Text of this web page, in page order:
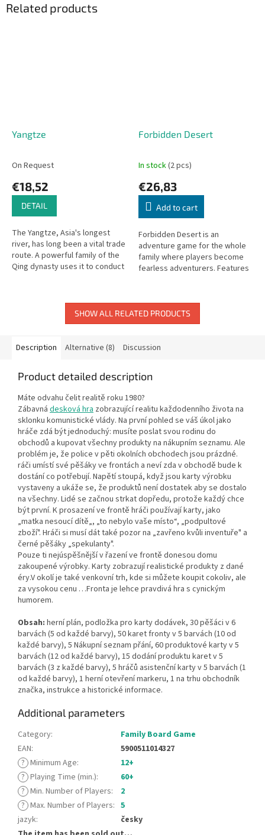
Related products
Yangtze
On Request
€18,52
DETAIL
The Yangtze, Asia's longest
river, has long been a vital trade
route. A powerful family of the
Qing dynasty uses it to conduct
Forbidden Desert
In stock(2 pcs)
€26,83
Add to cart
Forbidden Desert is an
adventure game for the whole
family where players become
fearless adventurers. Features
rising...
SHOW ALL RELATED PRODUCTS
Description Alternative (8) Discussion
Product detailed description
Máte odvahu čelit realitě roku 1980?
Zábavná desková hra zobrazující realitu každodenního života na
sklonku komunistické vlády. Na první pohled se váš úkol jako
hráče zdá být jednoduchý: musíte poslat svou rodinu do
obchodů a kupovat všechny produkty na nákupním seznamu. Ale
problém je, že police v pěti okolních obchodech jsou prázdné.
ráči umístí své pěšáky ve frontách a neví zda v obchodě bude k
dostání co potřebují. Napětí stoupá, když jsou karty výrobku
vystaveny a ukáže se, že produktů není dostatek aby se dostalo
na všechny. Lidé se začnou strkat dopředu, protože každý chce
být první. K prosazení ve frontě hráči používají karty, jako
„matka nesoucí dítě„, „to nebylo vaše místo“, „podpultové
zboží". Hráči si musí dát také pozor na „zavřeno kvůli inventuře" a
černé pěšáky „spekulanty".
Pouze ti nejúspěšnější v řazení ve frontě donesou domu
zakoupené výrobky. Karty zobrazují realistické produkty z dané
éry.V okolí je také venkovní trh, kde si můžete koupit cokoliv, ale
za vysokou cenu …Fronta je lehce pravdivá hra s cynickým
humorem.
Obsah: herní plán, podložka pro karty dodávek, 30 pěšáci v 6
barvách (5 od každé barvy), 50 karet fronty v 5 barvách (10 od
každé barvy), 5 Nákupní seznam přání, 60 produktové karty v 5
barvách (12 od každé barvy), 15 dodání produktu karet v 5
barvách (3 z každé barvy), 5 hráčů asistenční karty v 5 barvách (1
od každé barvy), 1 herní otevření markeru, 1 na trhu obchodník
značka, instrukce a historické informace.
Additional parameters
Category:
Family Board Game
EAN:
5900511014327
? Minimum Age:
12+
? Playing Time (min.):
60+
? Min. Number of Players:
2
? Max. Number of Players: 5
jazyk:
česky